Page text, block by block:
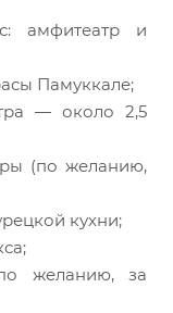
амфитеатр и
Памуккале;
— около 2,5
(по желанию,
кухни;
желанию, за